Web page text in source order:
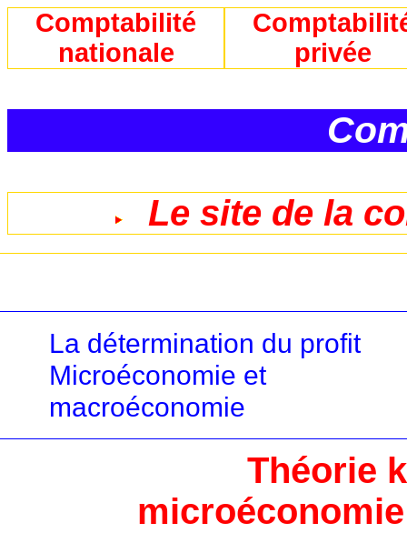
Comptabilité
nationale
privée
Le site de la
La détermination du profit
Microéconomie et
macroéconomie
Théorie